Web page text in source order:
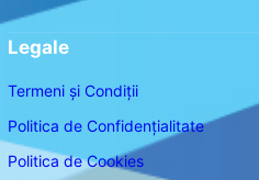
Legale
Termeni și Condiții
Politica de Confidențialitate
Politica de Cookies